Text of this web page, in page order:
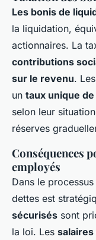
Les bonis de
la liquidation,
actionnaires. La
contributions
sur le revenu.
un taux unique de
selon leur
réserves
Conséquences
employés
Dans le
dettes est
sécurisés sont
la loi. Les